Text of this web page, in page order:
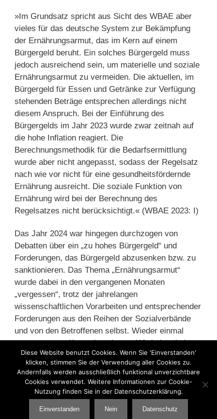
»Im Grundsatz spricht aus Sicht des WBAE aber
vieles für das deutsche System zur Bekämpfung
der Ernährungsarmut, das im Kern auf einem
Bürgergeld beruht. Ein solches Bürgergeld muss
jedoch ausreichend sein, um materielle und soziale
Ernährungsarmut zu vermeiden. Die aktuellen, im
Bürgergeld für Essen und Getränke zur Verfügung
stehenden Beträge entsprechen allerdings nicht
diesem Anspruch. Bei der Einführung des
Bürgergelds im Jahr 2023 wurde zwar zeitnah auf
die hohe Inflation reagiert. Die
Berechnungsmethodik für die Bedarfsermittlung
wurde aber nicht angepasst, sodass der Regelsatz
nach wie vor nicht für eine gesundheitsfördernde
Ernährung ausreicht. Die soziale Funktion von
Ernährung wird bei der Berechnung des
Regelsatzes nicht berücksichtigt.« (WBAE 2023: I)
Das Jahr 2024 war hingegen durchzogen von
Debatten über ein „zu hohes Bürgergeld“ und
Forderungen, das Bürgergeld abzusenken bzw. zu
sanktionieren. Das Thema „Ernährungsarmut“
wurde dabei in den vergangenen Monaten
„vergessen“, trotz der jahrelangen
wissenschaftlichen Vorarbeiten und entsprechender
Forderungen aus den Reihen der Sozialverbände
und von den Betroffenen selbst. Wieder einmal
muss man zur Kenntnis nehmen: Wir haben kein
oder kaum ein Erkenntnisproblem. Wir haben etwas
anderes.
Kategorien
Armut,Bürgergeld,Grundsicherung
Diese Website benutzt Cookies. Wenn Sie 'Einverstanden'
klicken, stimmen Sie der Verwendung aller Cookies zu.
Andernfalls werden ausschließlich funktional unverzichtbare
Cookies verwendet. Weitere Informationen zur Cookie-
Nutzung finden Sie in der Datenschutzerklärung.
Einverstanden Nein Datenschutz